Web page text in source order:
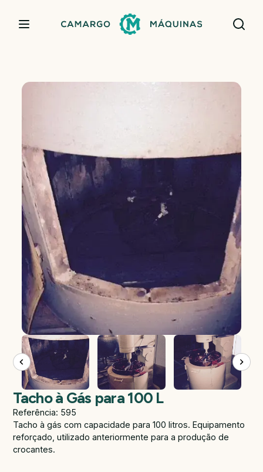
Tacho à Gás para 100 L
Referência: 595
Tacho à gás com capacidade para 100 litros. Equipamento
reforçado, utilizado anteriormente para a produção de
crocantes.